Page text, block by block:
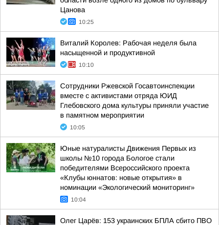
Цанова
10:25
Виталий Королев: Рабочая неделя была
насыщенной и продуктивной
10:10
Сотрудники Ржевской Госавтоинспекции
вместе с активистами отряда ЮИД
Глебовского дома культуры приняли участие
в памятном мероприятии
10:05
Юные натуралисты Движения Первых из
школы №10 города Бологое стали
победителями Всероссийского проекта
«Клубы юннатов: новые открытия» в
номинации «Экологический мониторинг»
10:04
Олег Царёв: 153 украинских БПЛА сбито ПВО